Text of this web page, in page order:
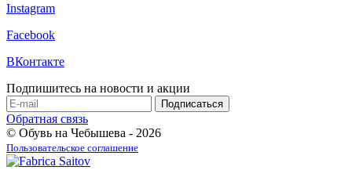
Instagram
Facebook
ВКонтакте
Подпишитесь на новости и акции
Обратная связь
© Обувь на Чебышева - 2026
Пользовательское соглашение